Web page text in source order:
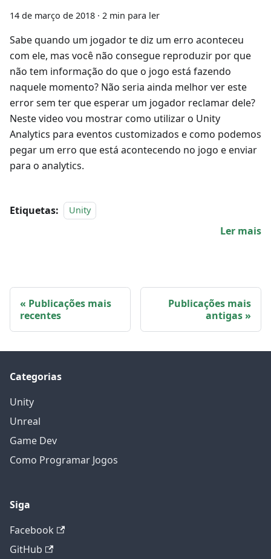
14 de março de 2018 · 2 min para ler
Sabe quando um jogador te diz um erro aconteceu
com ele, mas você não consegue reproduzir por que
não tem informação do que o jogo está fazendo
naquele momento? Não seria ainda melhor ver este
error sem ter que esperar um jogador reclamar dele?
Neste video vou mostrar como utilizar o Unity
Analytics para eventos customizados e como podemos
pegar um erro que está acontecendo no jogo e enviar
para o analytics.
Etiquetas: Unity
Ler mais
Publicações mais
recentes
Publicações mais
antigas
Categorias
Unity
Unreal
Game Dev
Como Programar Jogos
Siga
Facebook
GitHub